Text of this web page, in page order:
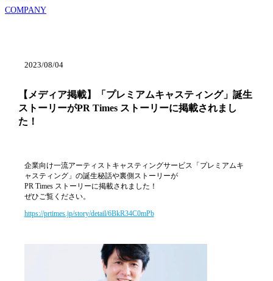
COMPANY
2023/08/04
【メディア掲載】「プレミアムキャスティング」誕生
ストーリーがPR Times ストーリーに掲載されまし
た！
企業向け一流アーティストキャスティングサービス「プレミアムキ
ャスティング」の誕生秘話や裏側ストーリーが
PR Times ストーリーに掲載されました！
ぜひご覧ください。
https://prtimes.jp/story/detail/6BkR34C0mPb